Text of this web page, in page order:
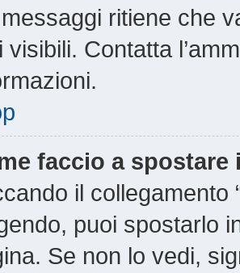
ritiene che
visibili. Contatta
faccio a
il collegamento
puoi spostarlo
Se non lo vedi,